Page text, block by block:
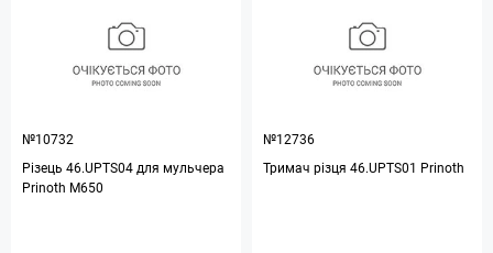
№10732
Різець 46.UPTS04 для мульчера
Prinoth M650
№12736
Тримач різця 46.UPTS01 Prinoth